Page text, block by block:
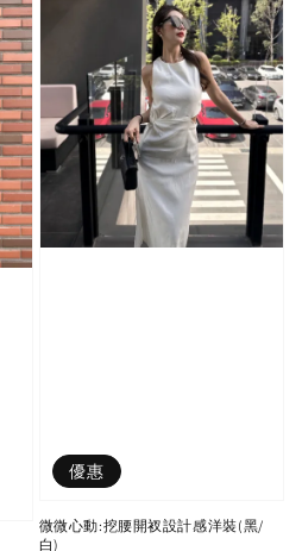
優惠
微微心動:挖腰開衩設計感洋裝(黑/
白)